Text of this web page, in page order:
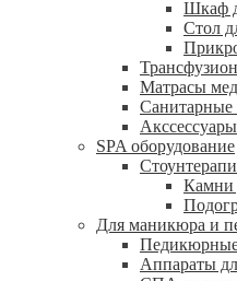
Шкаф
Стол
Матрасы
Санитарные
SPA оборудование
Камни
Для маникюра и
Педикюрные
Аппараты